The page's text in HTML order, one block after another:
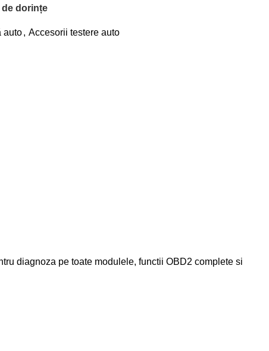
dorințe
auto, Accesorii testere auto
diagnoza pe toate modulele, functii OBD2 complete si